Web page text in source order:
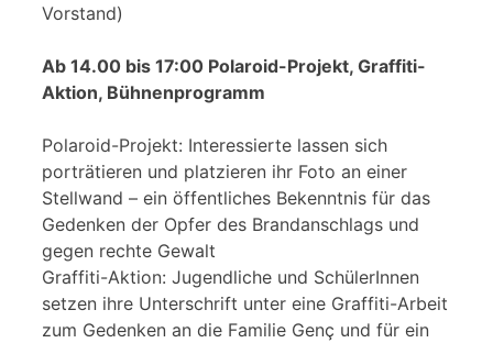
Vorstand)
Ab 14.00 bis 17:00 Polaroid-Projekt, Graffiti-
Aktion, Bühnenprogramm
Polaroid-Projekt: Interessierte lassen sich
porträtieren und platzieren ihr Foto an einer
Stellwand – ein öffentliches Bekenntnis für das
Gedenken der Opfer des Brandanschlags und
gegen rechte Gewalt
Graffiti-Aktion: Jugendliche und SchülerInnen
setzen ihre Unterschrift unter eine Graffiti-Arbeit
zum Gedenken an die Familie Genç und für ein